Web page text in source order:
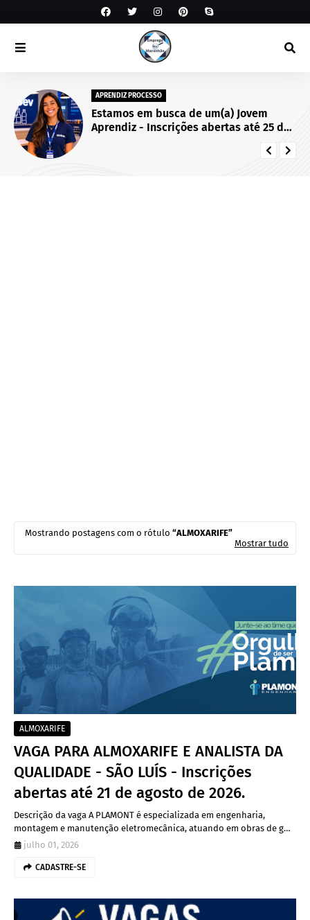
APRENDIZ PROCESSO
Estamos em busca de um(a) Jovem
Aprendiz - Inscrições abertas até 25 de
Mostrando postagens com o rótulo
ALMOXARIFE
Mostrar tudo
ALMOXARIFE
VAGA PARA ALMOXARIFE E ANALISTA DA
QUALIDADE - SÃO LUÍS - Inscrições
abertas até 21 de agosto de 2026.
Descrição da vaga A PLAMONT é especializada em engenharia,
montagem e manutenção eletromecânica, atuando em obras de g…
julho 01, 2026
CADASTRE-SE